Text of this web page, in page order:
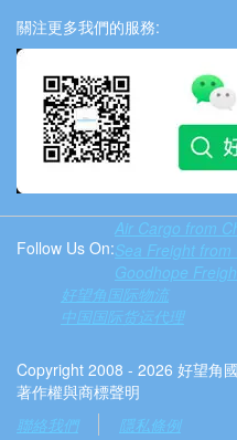
關注更多我們的服務:
Follow Us On:
Air Cargo from
Sea Freight from
Goodhope
好望角国际物流
中国国际货运代理
Copyright 2008 - 2026 好望角
著作權與商標聲明
聯絡我們
隱私條例